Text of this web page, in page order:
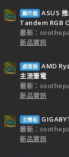
顯示器 ASUS
Tandem RGB
最新：
新品資訊
處理器 AMD
主流筆電
最新：
新品資訊
主機板
最新：
新品資訊